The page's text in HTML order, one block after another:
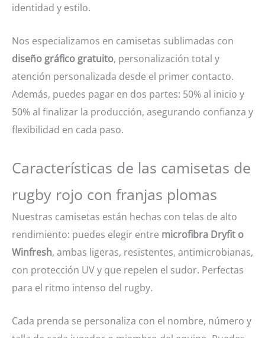
identidad y estilo.
Nos especializamos en camisetas sublimadas con
diseño gráfico gratuito, personalización total y
atención personalizada desde el primer contacto.
Además, puedes pagar en dos partes: 50% al inicio y
50% al finalizar la producción, asegurando confianza y
flexibilidad en cada paso.
Características de las camisetas de
rugby rojo con franjas plomas
Nuestras camisetas están hechas con telas de alto
rendimiento: puedes elegir entre microfibra Dryfit o
Winfresh, ambas ligeras, resistentes, antimicrobianas,
con protección UV y que repelen el sudor. Perfectas
para el ritmo intenso del rugby.
Cada prenda se personaliza con el nombre, número y